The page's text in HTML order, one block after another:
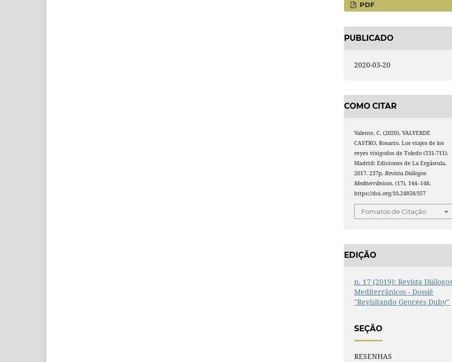
PDF
PUBLICADO
2020-03-20
COMO CITAR
Valente, C. (2020). VALVERDE
CASTRO, Rosario. Los viajes de los
reyes visigodos de Toledo (531-711).
Madrid: Ediciones de La Ergástula,
2017. 237p.Revista Diálogos
Mediterrânicos, (17), 144–148.
https://doi.org/10.24858/357
Fomatos de Citação
EDIÇÃO
n. 17 (2019): Revista
Mediterrânicos - Dossiê
"Revisitando Georges Duby"
SEÇÃO
RESENHAS